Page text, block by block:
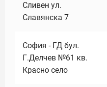
Сливен ул.
Славянска 7
София - ГД бул.
Г.Делчев №61 кв.
Красно село